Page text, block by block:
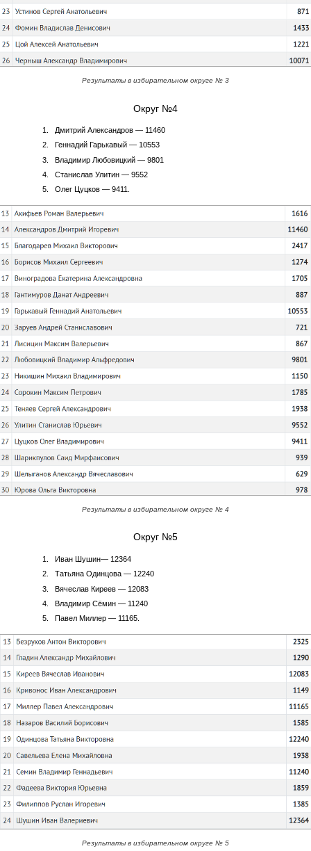
Результаты в избирательном округе № 3
Округ №4
Дмитрий Александров — 11460
Геннадий Гарькавый — 10553
Владимир Любовицкий — 9801
Станислав Улитин — 9552
Олег Цуцков — 9411.
Результаты в избирательном округе № 4
Округ №5
Иван Шушин— 12364
Татьяна Одинцова — 12240
Вячеслав Киреев — 12083
Владимир Сёмин — 11240
Павел Миллер — 11165.
Результаты в избирательном округе № 5